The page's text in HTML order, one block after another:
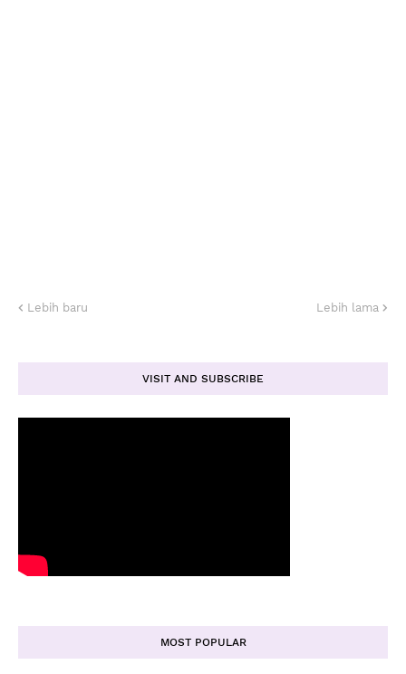
Lebih baru Lebih lama
VISIT AND SUBSCRIBE
MOST POPULAR